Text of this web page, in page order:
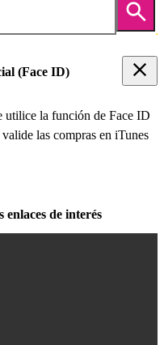
(Face ID)
utilice la función de Face ID
las compras en iTunes
enlaces de interés